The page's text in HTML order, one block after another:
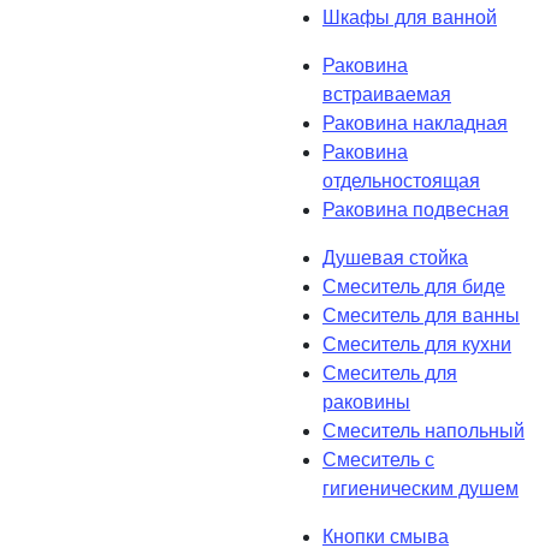
Шкафы для ванной
Раковина
встраиваемая
Раковина накладная
Раковина
отдельностоящая
Раковина подвесная
Душевая стойка
Смеситель для биде
Смеситель для ванны
Смеситель для кухни
Смеситель для
раковины
Смеситель напольный
Смеситель с
гигиеническим душем
Кнопки смыва